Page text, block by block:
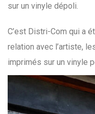
sur un vinyle dépoli.
C’est Distri-Com qui a
relation avec l’artiste,
imprimés sur un vinyle
sans pour autant